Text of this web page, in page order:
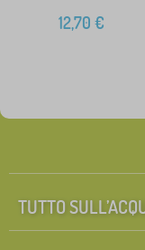
12,70 €
TUTTO